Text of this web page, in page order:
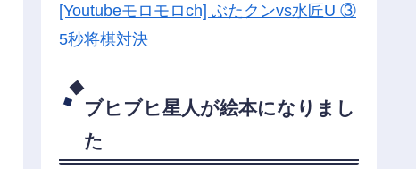
[Youtubeモロモロch] ぶたクンvs水匠U ③
5秒将棋対決
ブヒブヒ星人が絵本になりまし
た